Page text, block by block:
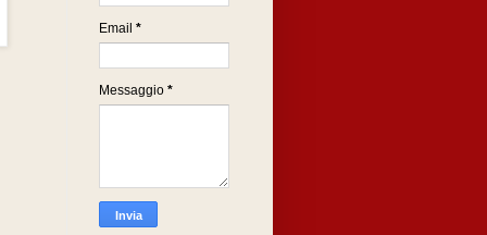
Email *
Messaggio *